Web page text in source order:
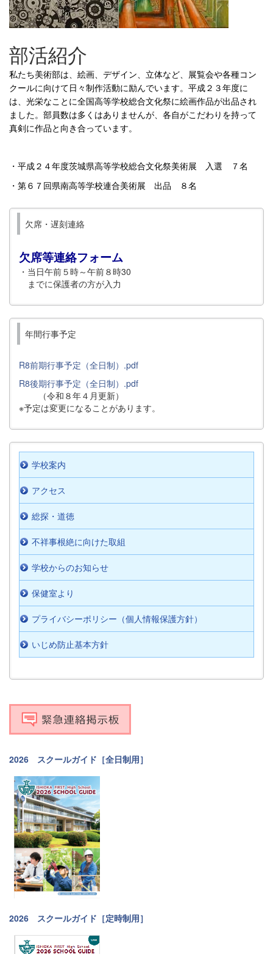
部活紹介
私たち美術部は、絵画、デザイン、立体など、展覧会や各種コン
クールに向けて日々制作活動に励んでいます。平成２３年度に
は、光栄なことに全国高等学校総合文化祭に絵画作品が出品され
ました。部員数は多くはありませんが、各自がこだわりを持って
真剣に作品と向き合っています。
・平成２４年度茨城県高等学校総合文化祭美術展 入選 ７名
・第６７回県南高等学校連合美術展 出品 ８名
欠席・遅刻連絡
欠席等連絡フォーム
・当日午前５時～午前８時30
までに保護者の方が入力
年間行事予定
R8前期行事予定（全日制）.pdf
R8後期行事予定（全日制）.pdf
（令和８年４月更新）
※予定は変更になることがあります。
学校案内
アクセス
総探・道徳
不祥事根絶に向けた取組
学校からのお知らせ
保健室より
プライバシーポリシー（個人情報保護方針）
いじめ防止基本方針
2026 スクールガイド［全日制用］
2026 スクールガイド［定時制用］